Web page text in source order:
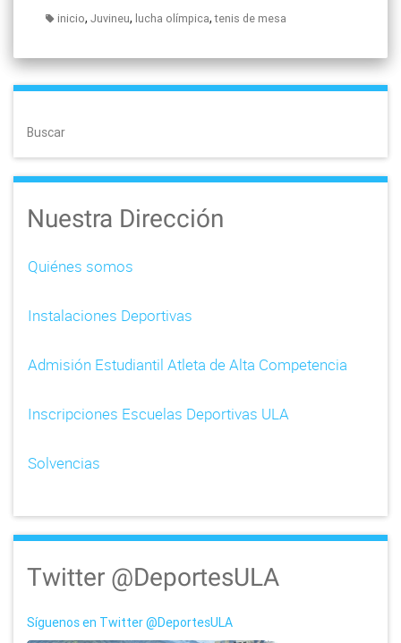
inicio, Juvineu, lucha olímpica,tenis de mesa
Buscar
Nuestra Dirección
Quiénes somos
Instalaciones Deportivas
Admisión Estudiantil Atleta de Alta Competencia
Inscripciones Escuelas Deportivas ULA
Solvencias
Twitter @DeportesULA
Síguenos en Twitter @DeportesULA